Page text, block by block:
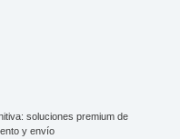
soluciones premium de
y envío